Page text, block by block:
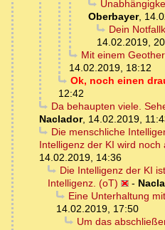
Oberbayer,
Dein
14.02.2019,
Mit einem
14.02.2019, 18:12
Ok, noch einen
12:42
Da behaupten viele.
Naclador, 14.02.2019,
Die menschliche
Intelligenz der KI wird noch
14.02.2019, 14:36
Die Intelligenz der KI
Intelligenz. (oT)
-
Eine Unterhaltung
14.02.2019, 17:50
Um das